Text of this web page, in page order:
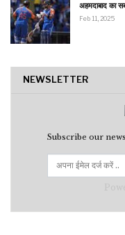
अहमदाबाद का
Feb 11, 2025
NEWSLETTER
Subscribe our